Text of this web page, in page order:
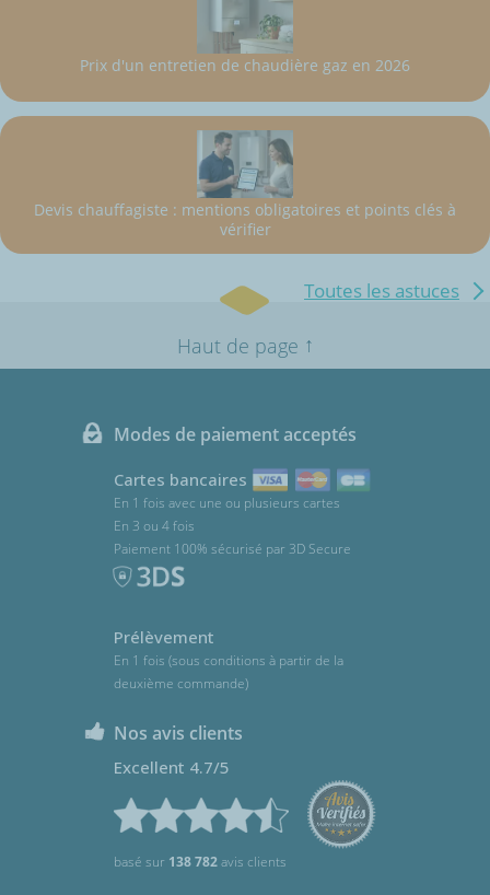
Prix d'un entretien de chaudière gaz en 2026
Devis chauffagiste : mentions obligatoires et points clés à
vérifier
Toutes les astuces
Haut de page ↑
Modes de paiement acceptés
Cartes bancaires
En 1 fois avec une ou plusieurs cartes
En 3 ou 4 fois
Paiement 100% sécurisé par 3D Secure
Prélèvement
En 1 fois (sous conditions à partir de la
deuxième commande)
Nos avis clients
Excellent 4.7/5
basé sur 138 782avis clients